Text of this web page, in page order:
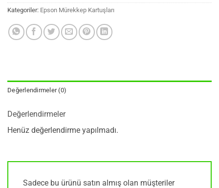
Kategoriler: Epson Mürekkep Kartuşları
Değerlendirmeler (0)
Değerlendirmeler
Henüz değerlendirme yapılmadı.
Sadece bu ürünü satın almış olan müşteriler